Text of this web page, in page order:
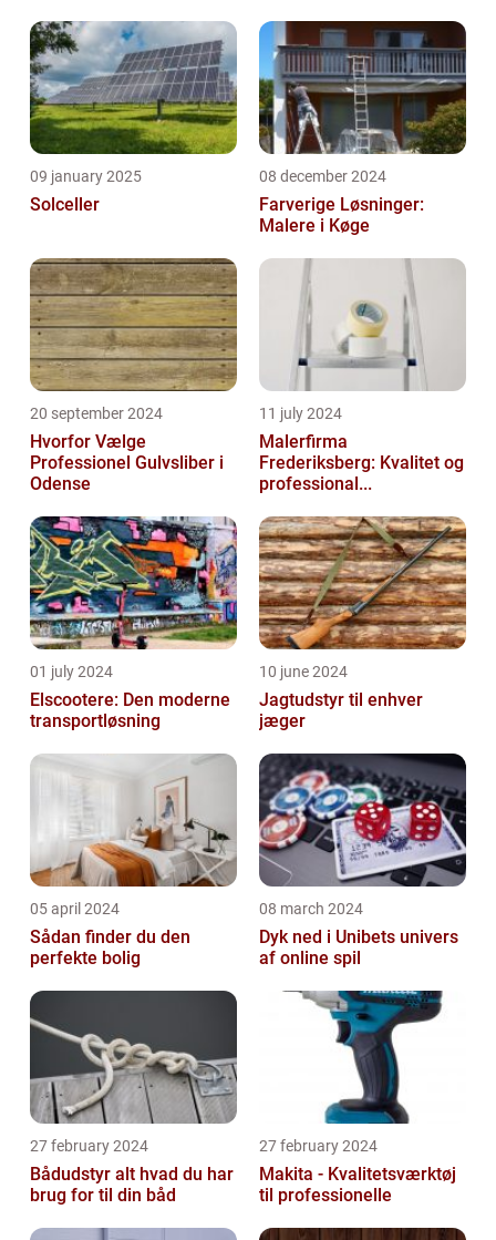
09 january 2025
Solceller
08 december 2024
Farverige Løsninger:
Malere i Køge
20 september 2024
Hvorfor Vælge
Professionel Gulvsliber i
Odense
11 july 2024
Malerfirma
Frederiksberg: Kvalitet og
professional...
01 july 2024
Elscootere: Den moderne
transportløsning
10 june 2024
Jagtudstyr til enhver
jæger
05 april 2024
Sådan finder du den
perfekte bolig
08 march 2024
Dyk ned i Unibets univers
af online spil
27 february 2024
Bådudstyr alt hvad du har
brug for til din båd
27 february 2024
Makita - Kvalitetsværktøj
til professionelle